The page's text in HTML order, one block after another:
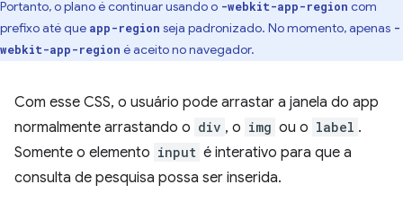
Portanto, o plano é continuar usando o -webkit-app-region com
prefixo até que app-region seja padronizado. No momento, apenas -
webkit-app-region é aceito no navegador.
Com esse CSS, o usuário pode arrastar a janela do app
normalmente arrastando o div , o img ou o label .
Somente o elemento input é interativo para que a
consulta de pesquisa possa ser inserida.